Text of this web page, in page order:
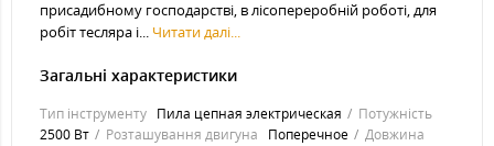
присадибному господарстві, в лісопереробній роботі, для
робіт тесляра і... Читати далі...
Загальні характеристики
Тип інструменту Пила цепная электрическая
Потужність
2500 Вт
Розташування двигуна Поперечное
Довжина